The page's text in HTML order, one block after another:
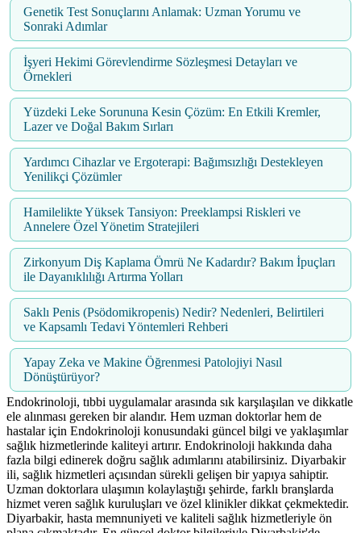
Genetik Test Sonuçlarını Anlamak: Uzman Yorumu ve
Sonraki Adımlar
İşyeri Hekimi Görevlendirme Sözleşmesi Detayları ve
Örnekleri
Yüzdeki Leke Sorununa Kesin Çözüm: En Etkili Kremler,
Lazer ve Doğal Bakım Sırları
Yardımcı Cihazlar ve Ergoterapi: Bağımsızlığı Destekleyen
Yenilikçi Çözümler
Hamilelikte Yüksek Tansiyon: Preeklampsi Riskleri ve
Annelere Özel Yönetim Stratejileri
Zirkonyum Diş Kaplama Ömrü Ne Kadardır? Bakım İpuçları
ile Dayanıklılığı Artırma Yolları
Saklı Penis (Psödomikropenis) Nedir? Nedenleri, Belirtileri
ve Kapsamlı Tedavi Yöntemleri Rehberi
Yapay Zeka ve Makine Öğrenmesi Patolojiyi Nasıl
Dönüştürüyor?
Endokrinoloji, tıbbi uygulamalar arasında sık karşılaşılan ve dikkatle
ele alınması gereken bir alandır. Hem uzman doktorlar hem de
hastalar için Endokrinoloji konusundaki güncel bilgi ve yaklaşımlar
sağlık hizmetlerinde kaliteyi artırır. Endokrinoloji hakkında daha
fazla bilgi edinerek doğru sağlık adımlarını atabilirsiniz. Diyarbakir
ili, sağlık hizmetleri açısından sürekli gelişen bir yapıya sahiptir.
Uzman doktorlara ulaşımın kolaylaştığı şehirde, farklı branşlarda
hizmet veren sağlık kuruluşları ve özel klinikler dikkat çekmektedir.
Diyarbakir, hasta memnuniyeti ve kaliteli sağlık hizmetleriyle ön